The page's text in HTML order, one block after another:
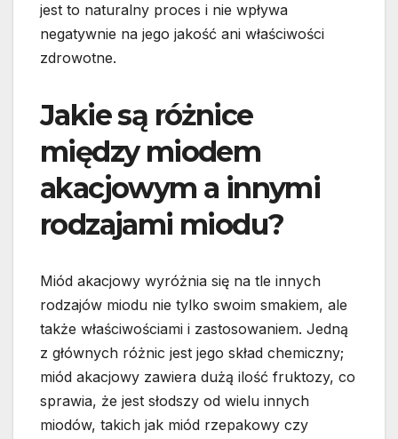
jest to naturalny proces i nie wpływa
negatywnie na jego jakość ani właściwości
zdrowotne.
Jakie są różnice
między miodem
akacjowym a innymi
rodzajami miodu?
Miód akacjowy wyróżnia się na tle innych
rodzajów miodu nie tylko swoim smakiem, ale
także właściwościami i zastosowaniem. Jedną
z głównych różnic jest jego skład chemiczny;
miód akacjowy zawiera dużą ilość fruktozy, co
sprawia, że jest słodszy od wielu innych
miodów, takich jak miód rzepakowy czy